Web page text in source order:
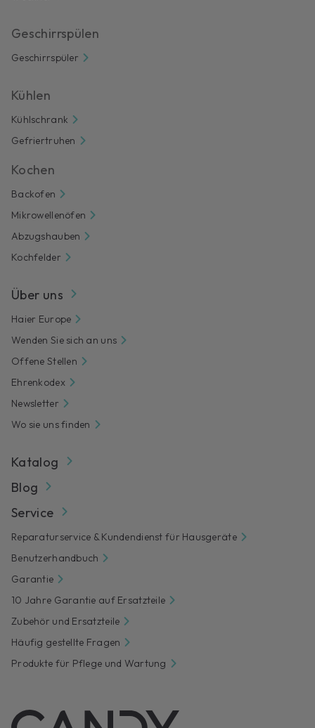
Geschirrspülen
Geschirrspüler
Kühlen
Kühlschrank
Gefriertruhen
Kochen
Backofen
Mikrowellenöfen
Abzugshauben
Kochfelder
Über uns
Haier Europe
Wenden Sie sich an uns
Offene Stellen
Ehrenkodex
Newsletter
Wo sie uns finden
Katalog
Blog
Service
Reparaturservice & Kundendienst für Hausgeräte
Benutzerhandbuch
Garantie
10 Jahre Garantie auf Ersatzteile
Zubehör und Ersatzteile
Häufig gestellte Fragen
Produkte für Pflege und Wartung